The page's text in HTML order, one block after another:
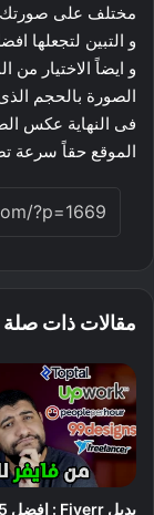
مختلف على صورتك ,
و التبين لتجعلها
و ايضاً الاختيار
الصورة بالحجم
فى النهاية عكس
الموقع حقاً سرعة
مقالات ذات صلة